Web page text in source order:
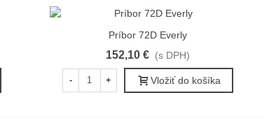
Rýchly náhľad
Príbor 72D Everly
152,10 € (s DPH)
- + Vložiť do košíka